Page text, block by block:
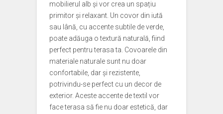
mobilierul alb și vor crea un spațiu
primitor și relaxant. Un covor din iută
sau lână, cu accente subtile de verde,
poate adăuga o textură naturală, fiind
perfect pentru terasa ta. Covoarele din
materiale naturale sunt nu doar
confortabile, dar și rezistente,
potrivindu-se perfect cu un decor de
exterior. Aceste accente de textil vor
face terasa să fie nu doar estetică, dar